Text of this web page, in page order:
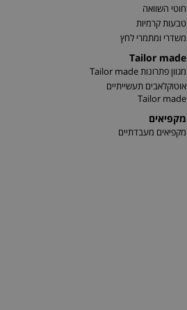
חוטי השוואה
טבעות קרמיות
משדרי ומתמרי לחץ
Tailor made
מגוון פתרונות Tailor made
אוטוקלאבים תעשייתיים
Tailor made
מקפיאים
מקפיאים מעבדתיים